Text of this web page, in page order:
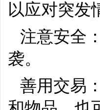
以应对突发
注意安全
袭。
善用交易